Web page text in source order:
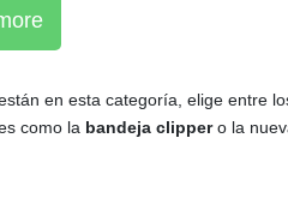
en esta categoría, elige entre
como la bandeja clippero la